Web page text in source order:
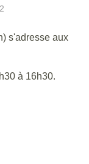
s'adresse aux
à 16h30.